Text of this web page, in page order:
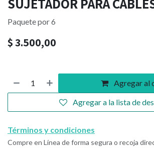
Paquete por 6
$3.500,00
Agregar al
Agregar a la lista de
Términos y condiciones
Compre en Línea de forma segura o recoja